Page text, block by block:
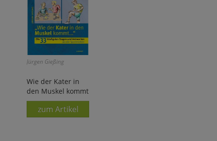
Jürgen Gießing
Wie der Kater in
den Muskel kommt
zum Artikel